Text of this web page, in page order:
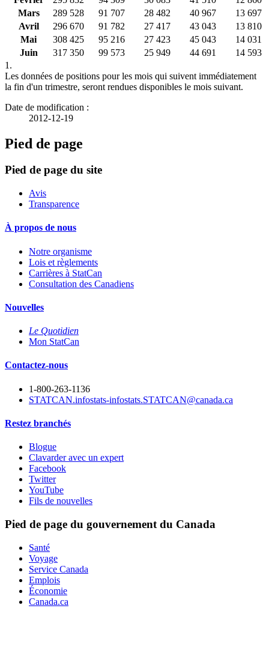
Mars
289 528 91 707 28 482 40 967
13 697
Avril
296 670 91 782 27 417 43 043
13 810
Mai
308 425 95 216 27 423 45 043
14 031
Juin
317 350 99 573 25 949 44 691
14 593
1.
Les données de positions pour les mois qui suivent immédiatement
la fin d'un trimestre, seront rendues disponibles le mois suivant.
Date de modification :
2012-12-19
Pied de page
Pied de page du site
Avis
Transparence
À propos de nous
Notre organisme
Lois et règlements
Carrières à StatCan
Consultation des Canadiens
Nouvelles
Le Quotidien
Mon StatCan
Contactez-nous
1-800-263-1136
STATCAN.infostats-infostats.STATCAN@canada.ca
Restez branchés
Blogue
Clavarder avec un expert
Facebook
Twitter
YouTube
Fils de nouvelles
Pied de page du gouvernement du Canada
Santé
Voyage
Service Canada
Emplois
Économie
Canada.ca